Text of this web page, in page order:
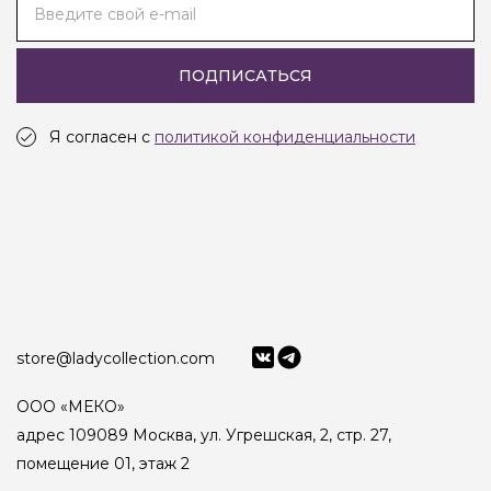
Введите свой e-mail
ПОДПИСАТЬСЯ
Я согласен с политикой конфиденциальности
store@ladycollection.com
ООО «МЕКО»
адрес 109089 Москва, ул. Угрешская, 2, стр. 27,
помещение 01, этаж 2